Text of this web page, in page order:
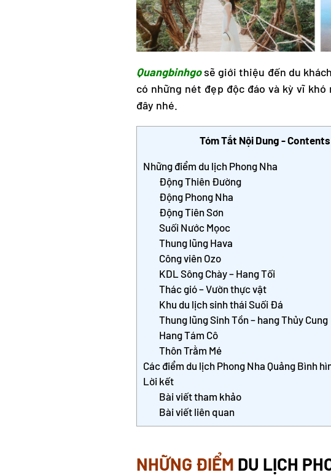
Quangbinhgo sẽ giới thiệu đến du
có những nét đẹp độc đáo và kỳ vĩ
đây nhé.
Tóm Tắt Nội Dung - Contents
Những điểm du lịch Phong Nha
Động Thiên Đường
Động Phong Nha
Động Tiên Sơn
Suối Nước Mọoc
Thung lũng Hava
Công viên Ozo
KDL Sông Chày – Hang Tối
Thác gió – Vườn thực vật
Khu du lịch sinh thái Suối Đá
Thung lũng Sinh Tồn – hang Thủy Cung
Hang Tám Cô
Thôn Trằm Mé
Các điểm du lịch Phong Nha Quảng Bình
Lời kết
Bài viết tham khảo
Bài viết liên quan
NHỮNG ĐIỂM DU LỊCH